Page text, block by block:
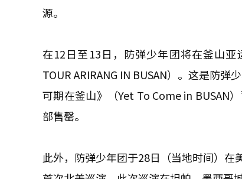
源。
在12日至13日，防弹少年团将在釜山
TOUR ARIRANG IN BUSAN）。这是防
可期在釜山》（Yet To Come in BUSAN
部售罄。
此外，防弹少年团于28日（当地时间）